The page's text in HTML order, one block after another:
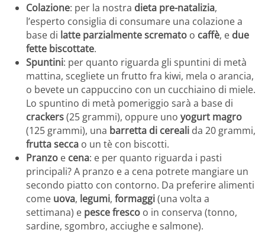
Colazione: per la nostra dieta pre-natalizia,
l’esperto consiglia di consumare una colazione a
base di latte parzialmente scremato o caffè, e due
fette biscottate.
Spuntini: per quanto riguarda gli spuntini di metà
mattina, scegliete un frutto fra kiwi, mela o arancia,
o bevete un cappuccino con un cucchiaino di miele.
Lo spuntino di metà pomeriggio sarà a base di
crackers(25 grammi), oppure uno yogurt magro
(125 grammi), una barretta di cereali da 20 grammi,
frutta secca o un tè con biscotti.
Pranzo e cena: e per quanto riguarda i pasti
principali? A pranzo e a cena potrete mangiare un
secondo piatto con contorno. Da preferire alimenti
come uova, legumi, formaggi(una volta a
settimana) e pesce fresco o in conserva (tonno,
sardine, sgombro, acciughe e salmone).